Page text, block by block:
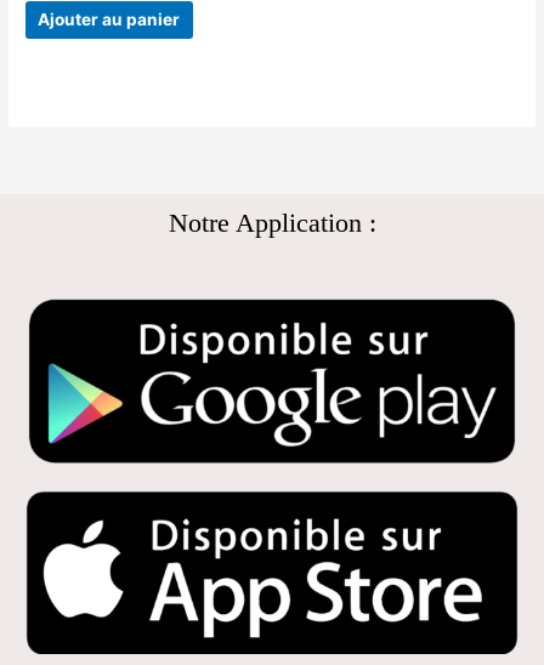
Ajouter au panier
Notre Application :